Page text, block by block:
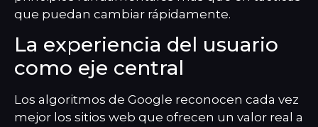
que puedan cambiar rápidamente.
La experiencia del usuario
como eje central
Los algoritmos de Google reconocen cada vez
mejor los sitios web que ofrecen un valor real a